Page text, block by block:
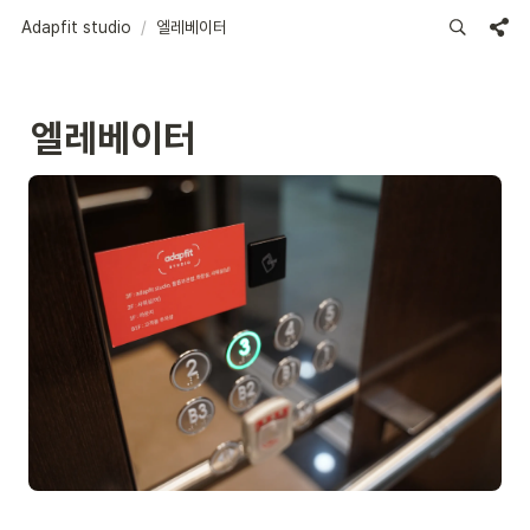
Adapfit studio / 엘레베이터
엘레베이터